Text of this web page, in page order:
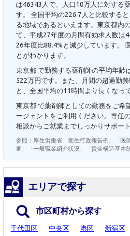
は46343人で、人口10万人に対する
す。 全国平均の226.7人と比較する
る地域であるといえます。東京都内
て、平成27年度の月間有効求人数は
26年度比88.4%と減少しています。
とがわかります。
東京都 で勤務する薬剤師の平均年齢
522万円です。また、月間の超過勤
と、全国平均の11時間より長くなっ
東京都 で薬剤師としての勤務をご希
ージェントをご利用ください。専任
相談からご就業までしっかりサポー
参照：厚生労働省「衛生行政報告例」「医
査」「一般職業紹介状況」「賃金構造基本
エリアで探す
市区町村から探す
千代田区 中央区 港区 新宿区